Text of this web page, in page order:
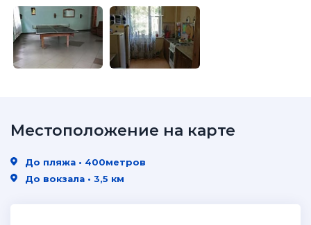
Местоположение на карте
До пляжа • 400метров
До вокзала • 3,5 км